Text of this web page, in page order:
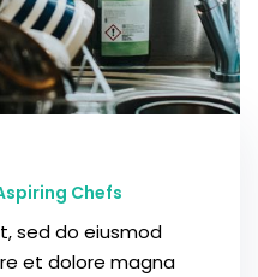
Chefs
sed do eiusmod
et dolore magna